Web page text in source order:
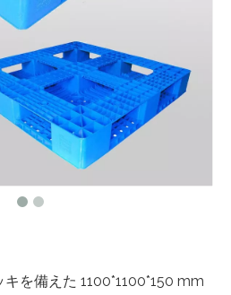
を備えた 1100*1100*150 mm